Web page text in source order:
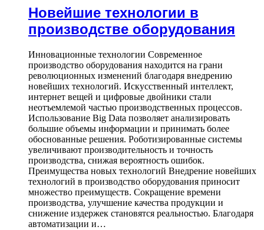
Новейшие технологии в
производстве оборудования
Инновационные технологии Современное
производство оборудования находится на грани
революционных изменений благодаря внедрению
новейших технологий. Искусственный интеллект,
интернет вещей и цифровые двойники стали
неотъемлемой частью производственных процессов.
Использование Big Data позволяет анализировать
большие объемы информации и принимать более
обоснованные решения. Роботизированные системы
увеличивают производительность и точность
производства, снижая вероятность ошибок.
Преимущества новых технологий Внедрение новейших
технологий в производство оборудования приносит
множество преимуществ. Сокращение времени
производства, улучшение качества продукции и
снижение издержек становятся реальностью. Благодаря
автоматизации и…